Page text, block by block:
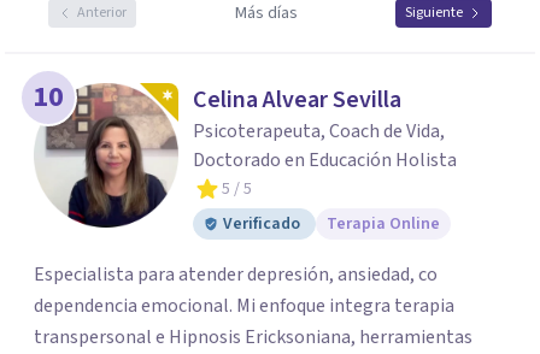
Anterior Más días Siguiente
10 Celina Alvear Sevilla
Psicoterapeuta, Coach de Vida,
Doctorado en Educación Holista
5 / 5
Verificado
Terapia Online
Especialista para atender depresión, ansiedad, co
dependencia emocional. Mi enfoque integra terapia
transpersonal e Hipnosis Ericksoniana, herramientas